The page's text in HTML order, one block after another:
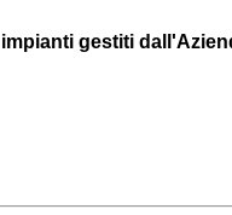
gestiti